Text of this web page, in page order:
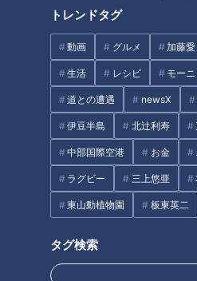
トレンドタグ
動画 グルメ 加藤愛
生活 レシピ モー
道との遭遇 newsX
伊豆半島 北辻利寿
中部国際空港 お金
ラグビー 三上悠亜
東山動植物園 板東英二
タグ検索
（道マニア・石井良依さん）
「一見何の変哲もない道ですが、
ぐ変わった道」
地図で確認すると、四街道市の中
細長く入り組む珍しい場所。
四街道市によると、明治時代に区
き継がれているため、100mで四
川区を跨ぐような珍しい道ができ